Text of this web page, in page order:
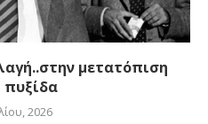
μετατόπιση
πυξίδα
2026